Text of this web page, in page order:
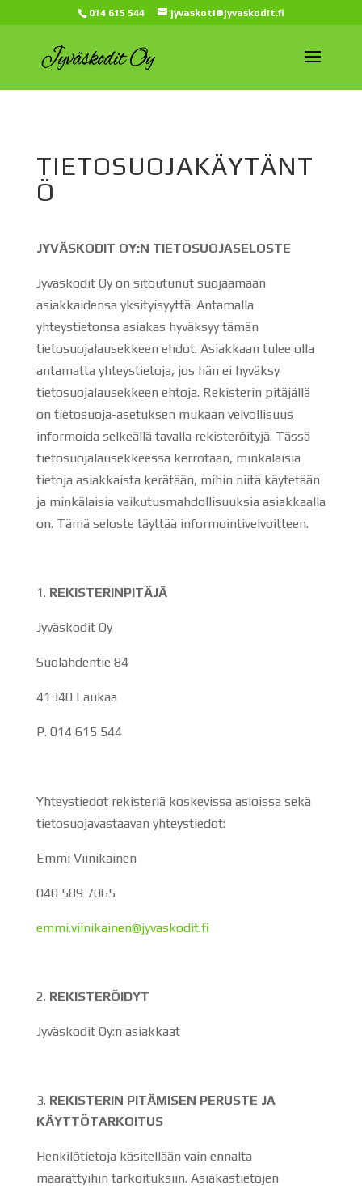
014 615 544 jyvaskoti@jyvaskodit.fi
TIETOSUOJAKÄYTÄNT
Ö
JYVÄSKODIT OY:N TIETOSUOJASELOSTE
Jyväskodit Oy on sitoutunut suojaamaan
asiakkaidensa yksityisyyttä. Antamalla
yhteystietonsa asiakas hyväksyy tämän
tietosuojalausekkeen ehdot. Asiakkaan tulee olla
antamatta yhteystietoja, jos hän ei hyväksy
tietosuojalausekkeen ehtoja. Rekisterin pitäjällä
on tietosuoja-asetuksen mukaan velvollisuus
informoida selkeällä tavalla rekisteröityjä. Tässä
tietosuojalausekkeessa kerrotaan, minkälaisia
tietoja asiakkaista kerätään, mihin niitä käytetään
ja minkälaisia vaikutusmahdollisuuksia asiakkaalla
on. Tämä seloste täyttää informointivelvoitteen.
REKISTERINPITÄJÄ
Jyväskodit Oy
Suolahdentie 84
41340 Laukaa
P. 014 615 544
Yhteystiedot rekisteriä koskevissa asioissa sekä
tietosuojavastaavan yhteystiedot:
Emmi Viinikainen
040 589 7065
emmi.viinikainen@jyvaskodit.fi
REKISTERÖIDYT
Jyväskodit Oy:n asiakkaat
REKISTERIN PITÄMISEN PERUSTE JA
KÄYTTÖTARKOITUS
Henkilötietoja käsitellään vain ennalta
määrättyihin tarkoituksiin. Asiakastietojen